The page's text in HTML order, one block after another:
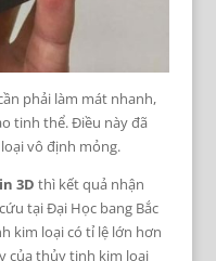
phải làm mát nhanh,
tinh thể. Điều này đã
vô định mỏng.
3D thì kết quả nhận
tại Đại Học bang Bắc
kim loại có tỉ lệ lớn hơn
của thủy tinh kim loại